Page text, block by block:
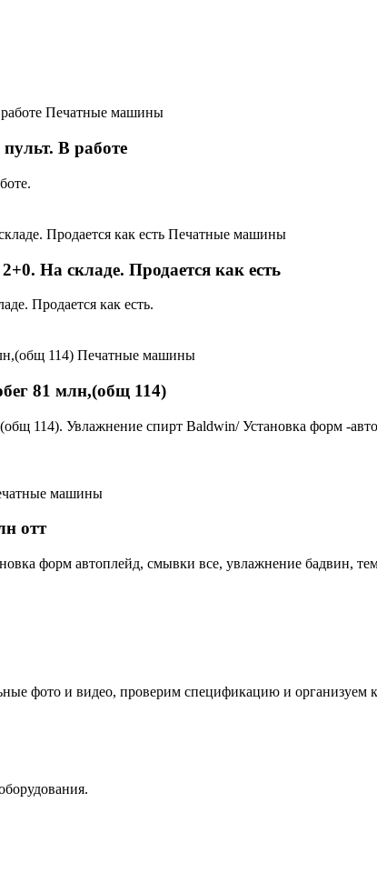
Печатные машины
В работе
Печатные машины
На складе. Продается как есть
Продается как есть.
Печатные машины
81 млн,(общ 114)
114). Увлажнение спирт Baldwin/ Установка форм -
машины
отт
форм автоплейд, смывки все, увлажнение бадвин,
фото и видео, проверим спецификацию и организуем